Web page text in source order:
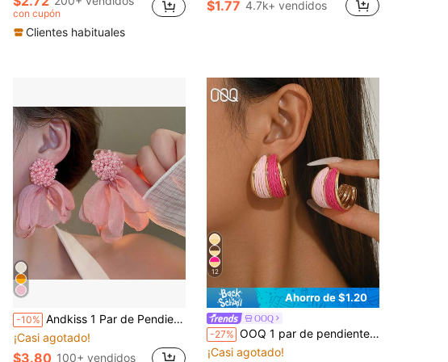
con cupón
Clientes habituales
#1 Más vendidos en Floral Pendientes colgantes para mujer
$1.77 4.7k+ vendidos
-10% Andkiss 1 Par de Pendientes Florales de Vacaciones, Accesorio de Uso Cotidiano Elegante y Versátil
¡Casi agotado!
$3.80 100+ vendidos
12
Ahorro de $1.20
OOQ
-27% OOQ 1 par de pendientes elegantes y minimalistas con forma de C, hechos a mano con paja trenzada, dulces y frescos, elegantes, adecuados para mujeres/niñas, pendientes de moda para citas, vacaciones, festivales de música, vuelta al cole, regalos para amigos (tejido de paja hecho a mano, dirección y forma aleatorias)
¡Casi agotado!